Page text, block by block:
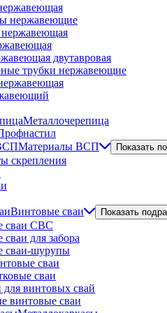
нержавеющие
двутавровая
трубки нержавеющие
Металлочерепица
Материалы ВСП
Показать
скрепления
Винтовые сваи
Показать
сваи СВС
для забора
сваи-шурупы
сваи
сваи
винтовых свай
винтовые сваи